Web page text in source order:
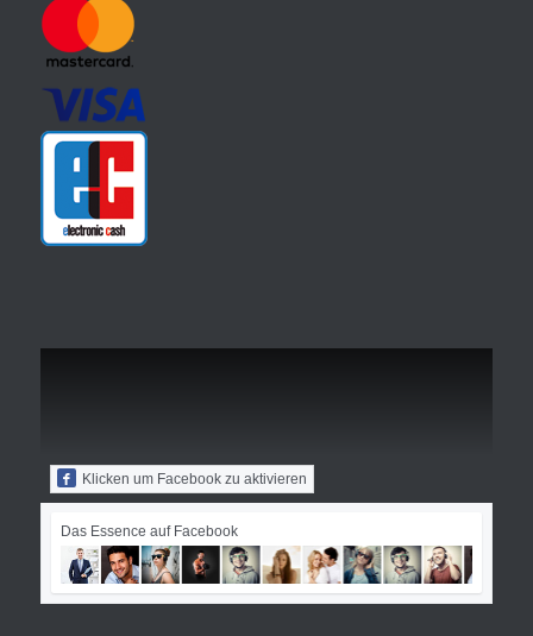
Klicken um Facebook zu aktivieren
Das Essence auf Facebook